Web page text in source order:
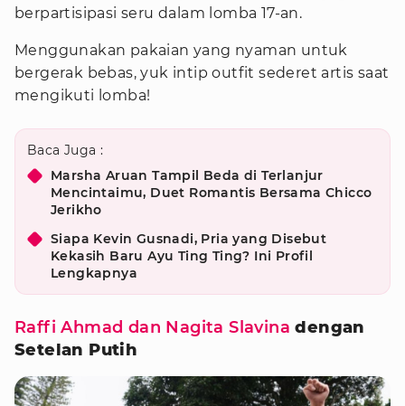
berpartisipasi seru dalam lomba 17-an.
Menggunakan pakaian yang nyaman untuk
bergerak bebas, yuk intip outfit sederet artis saat
mengikuti lomba!
Baca Juga :
Marsha Aruan Tampil Beda di Terlanjur
Mencintaimu, Duet Romantis Bersama Chicco
Jerikho
Siapa Kevin Gusnadi, Pria yang Disebut
Kekasih Baru Ayu Ting Ting? Ini Profil
Lengkapnya
Raffi Ahmad dan Nagita Slavina dengan
Setelan Putih